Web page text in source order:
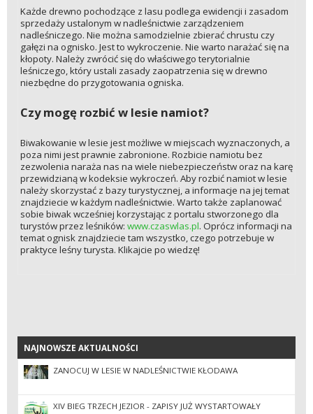
Każde drewno pochodzące z lasu podlega ewidencji i zasadom
sprzedaży ustalonym w nadleśnictwie zarządzeniem
nadleśniczego. Nie można samodzielnie zbierać chrustu czy
gałęzi na ognisko. Jest to wykroczenie. Nie warto narażać się na
kłopoty. Należy zwrócić się do właściwego terytorialnie
leśniczego, który ustali zasady zaopatrzenia się w drewno
niezbędne do przygotowania ogniska.
Czy mogę rozbić w lesie namiot?
Biwakowanie w lesie jest możliwe w miejscach wyznaczonych, a
poza nimi jest prawnie zabronione. Rozbicie namiotu bez
zezwolenia naraża nas na wiele niebezpieczeństw oraz na karę
przewidzianą w kodeksie wykroczeń. Aby rozbić namiot w lesie
należy skorzystać z bazy turystycznej, a informacje na jej temat
znajdziecie w każdym nadleśnictwie. Warto także zaplanować
sobie biwak wcześniej korzystając z portalu stworzonego dla
turystów przez leśników: www.czaswlas.pl. Oprócz informacji na
temat ognisk znajdziecie tam wszystko, czego potrzebuje w
praktyce leśny turysta. Klikajcie po wiedzę!
NAJNOWSZE AKTUALNOŚCI
NAJNOWSZE AKTUALNOŚCI
ZANOCUJ W LESIE W NADLEŚNICTWIE KŁODAWA
XIV BIEG TRZECH JEZIOR - ZAPISY JUŻ WYSTARTOWAŁY